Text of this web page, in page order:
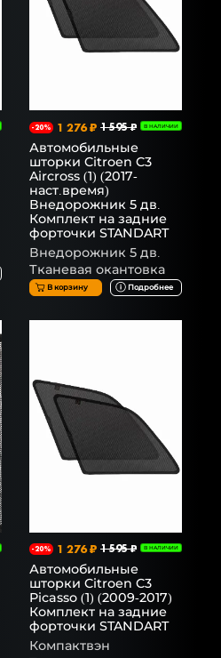
-20% 1 276 ₽ 1 595 ₽ В НАЛИЧИИ
Автомобильные
шторки Citroen C3
Aircross (1) (2017-
наст.время)
Внедорожник 5 дв.
Комплект на задние
форточки STANDART
Внедорожник 5 дв.
Тканевая окантовка
В корзину Подробнее
-20% 1 276 ₽ 1 595 ₽ В НАЛИЧИИ
Автомобильные
шторки Citroen C3
Picasso (1) (2009-2017)
Комплект на задние
форточки STANDART
Компактвэн